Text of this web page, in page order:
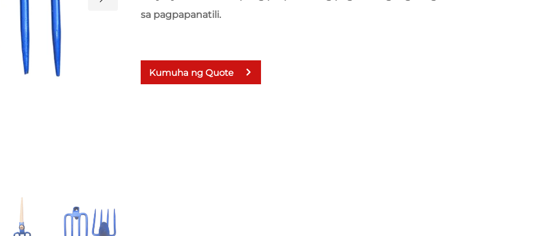
sa pagpapanatili.
Kumuha ng Quote